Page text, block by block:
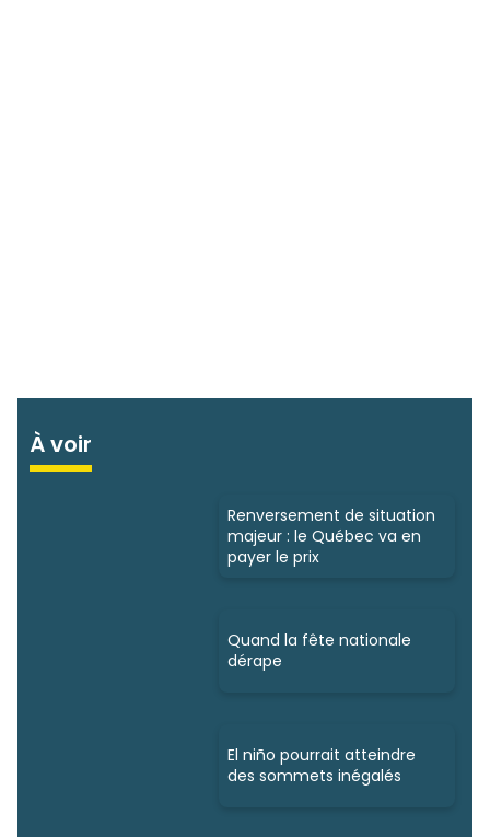
À voir
Renversement de situation
majeur : le Québec va en
payer le prix
Quand la fête nationale
dérape
El niño pourrait atteindre
des sommets inégalés